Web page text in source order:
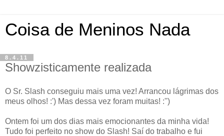
Coisa de Meninos Nada
8.4.11
Showzisticamente realizada
O Sr. Slash conseguiu mais uma vez! Arrancou lágrimas dos
meus olhos! :') Mas dessa vez foram muitas! :'')
Ontem foi um dos dias mais emocionantes da minha vida!
Tudo foi perfeito no show do Slash! Saí do trabalho e fui